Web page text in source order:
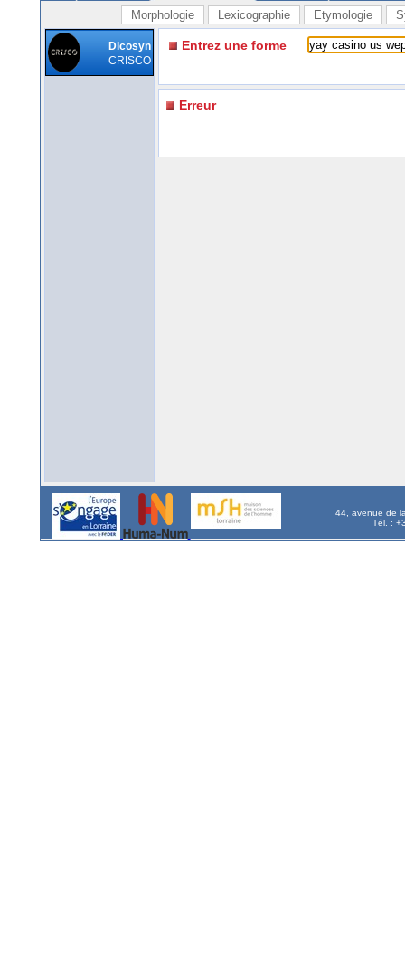
Morphologie Lexicographie Etymologie
Dicosyn
CRISCO
Entrez une forme
Erreur
44, avenue de
Tél. :